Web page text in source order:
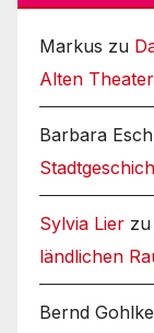
Markus zu
Alten
Barbara
Sylvia Lier zu
ländlichen
Bernd Gohlke